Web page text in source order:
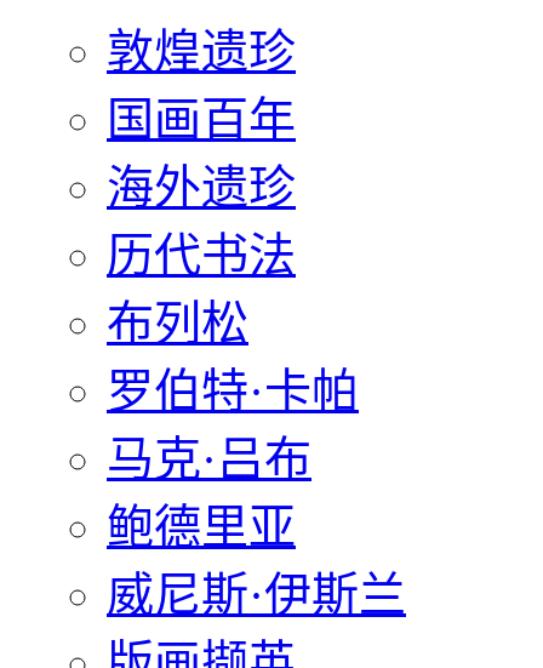
敦煌遗珍
国画百年
海外遗珍
历代书法
布列松
罗伯特·卡帕
马克·吕布
鲍德里亚
威尼斯·伊斯兰